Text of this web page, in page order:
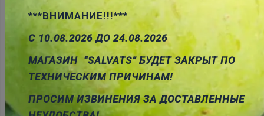
Apraksts
APRAKSTS
PARAMETRI
***ВНИМАНИЕ!!!***
С 10.08.2026 ДО 24.08.2026
МАГАЗИН “SALVATS” БУДЕТ ЗАКРЫТ ПО
ТЕХНИЧЕСКИМ ПРИЧИНАМ!
ПРОСИМ ИЗВИНЕНИЯ ЗА ДОСТАВЛЕННЫЕ